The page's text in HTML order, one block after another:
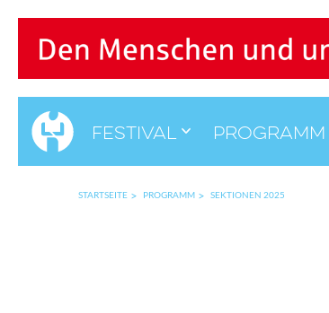
Festival Programm
STARTSEITE PROGRAMM SEKTIONEN 2025